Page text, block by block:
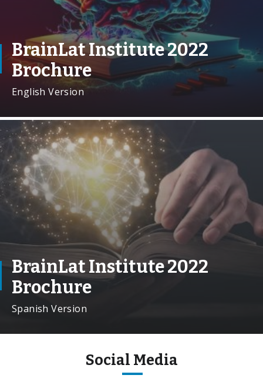
BrainLat Institute 2022
Brochure
English Version
BrainLat Institute 2022
Brochure
Spanish Version
Social Media